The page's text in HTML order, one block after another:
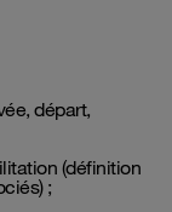
départ,
(définition
;